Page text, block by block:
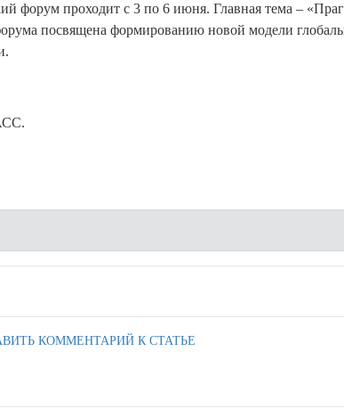
форум проходит с 3 по 6 июня. Главная тема –
посвящена формированию новой модели
КОММЕНТАРИЙ К СТАТЬЕ